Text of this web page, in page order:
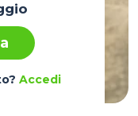
Accedi